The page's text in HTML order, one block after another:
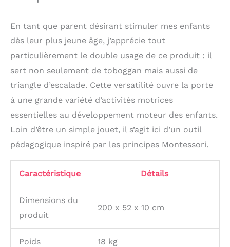
les pièces de montage
nécessaires.
En tant que parent désirant stimuler mes enfants
dès leur plus jeune âge, j’apprécie tout
particulièrement le double usage de ce produit : il
sert non seulement de toboggan mais aussi de
triangle d’escalade. Cette versatilité ouvre la porte
à une grande variété d’activités motrices
essentielles au développement moteur des enfants.
Loin d’être un simple jouet, il s’agit ici d’un outil
pédagogique inspiré par les principes Montessori.
Caractéristique Détails
Dimensions du
produit
200 x 52 x 10 cm
Poids 18 kg